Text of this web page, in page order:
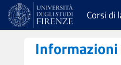
Vai al contenuto principale
Corsi di